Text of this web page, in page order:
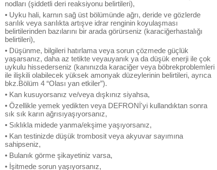
nodları (şiddetli deri reaksiyonu belirtileri),
• Uyku hali, karnın sağ üst bölümünde ağrı, deride ve gözlerde
sarılık veya sarılıkta artışve idrar renginin koyulaşması
belirtilerinden bazılarını bir arada görürseniz (karaciğerhastalığı
belirtileri),
• Düşünme, bilgileri hatırlama veya sorun çözmede güçlük
yaşarsanız, daha az tetikte veyauyanık ya da düşük enerji ile çok
uykulu hissederseniz (kanınızda karaciğer veya böbrekproblemleri
ile ilişkili olabilecek yüksek amonyak düzeylerinin belirtileri, ayrıca
bkz.Bölüm 4 “Olası yan etkiler”).
• Kan kusuyorsanız ve/veya dışkınız siyahsa,
• Özellikle yemek yedikten veya DEFRONİ'yi kullandıktan sonra
sık sık karın ağrısıyaşıyorsanız,
• Sıklıkla midede yanma/ekşime yaşıyorsanız,
• Kan testinizde düşük trombosit veya akyuvar sayımına
sahipseniz,
• Bulanık görme şikayetiniz varsa,
• İşitmede sorun yaşıyorsanız,